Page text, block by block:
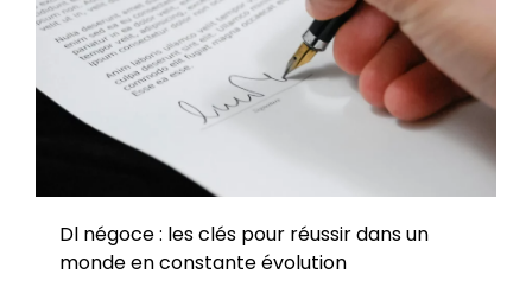
Dl négoce : les clés pour réussir dans un
monde en constante évolution